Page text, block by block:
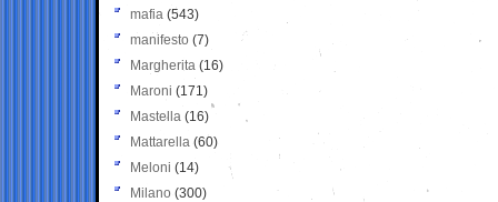
mafia (543)
manifesto (7)
Margherita (16)
Maroni (171)
Mastella (16)
Mattarella (60)
Meloni (14)
Milano (300)